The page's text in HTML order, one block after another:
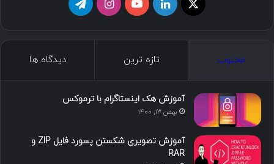
د
ی
و
ت
گ
ا
محبوب تازه ترین دیدگاه ها
آموزش هک اینستاگرام با ترموکس
بهمن ۱۳, ۱۴۰۰
آموزش تصویری شکستن پسورد فایل ZIP و
RAR